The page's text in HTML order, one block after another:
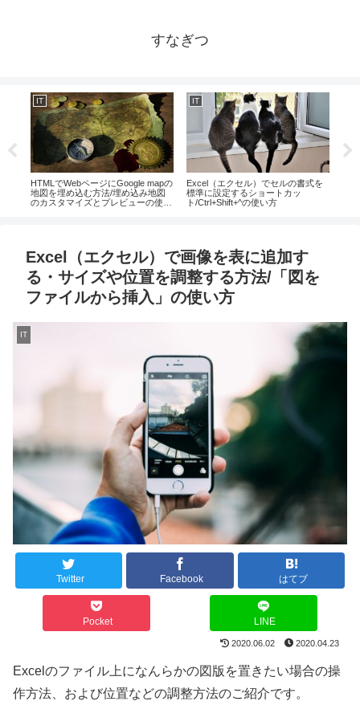
すなぎつ
IT
HTMLでWebページにGoogle mapの
地図を埋め込む方法/埋め込み地図
のカスタマイズとプレビューの使い
IT
Excel（エクセル）でセルの書式を
標準に設定するショートカッ
ト/Ctrl+Shift+^の使い方
Excel（エクセル）で画像を表に追加す
る・サイズや位置を調整する方法/「図を
ファイルから挿入」の使い方
IT
Twitter Facebook はてブ
Pocket LINE
2020.06.02 2020.04.23
Excelのファイル上になんらかの図版を置きたい場合の操
作方法、および位置などの調整方法のご紹介です。